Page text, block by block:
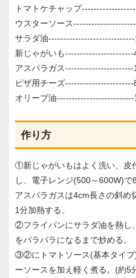
トマトケチャップ
ウスターソース
サラダ油-----------------------------
新じゃがいも-----------------------
アスパラガス-----------------------
ピザ用チーズ-----------------------
オリーブ油--------------------------
作り方
①新じゃがいもはよく洗い、皮
し、電子レンジ(500～600W)で
アスパラガスは4cm長さの斜め
1分加熱する。
②フライパンにサラダ油を熱し
をパラパラになるまで炒める。
③②にトマトソース(基本タイプ
ーソースを加え軽く煮る。(約5